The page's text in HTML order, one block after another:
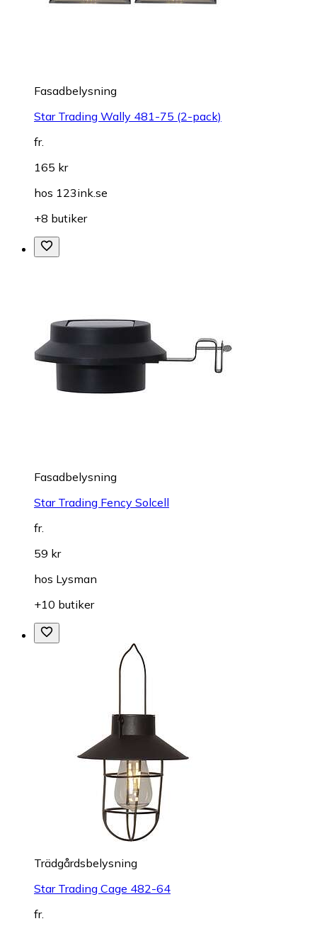
Fasadbelysning
Star Trading Wally 481-75 (2-pack)
fr.
165 kr
hos 123ink.se
+8 butiker
Fasadbelysning
Star Trading Fency Solcell
fr.
59 kr
hos Lysman
+10 butiker
Trädgårdsbelysning
Star Trading Cage 482-64
fr.